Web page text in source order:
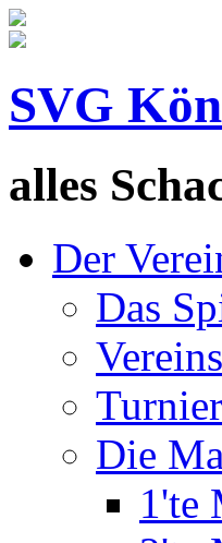
SVG
alles
Der
Das
Die
1'te